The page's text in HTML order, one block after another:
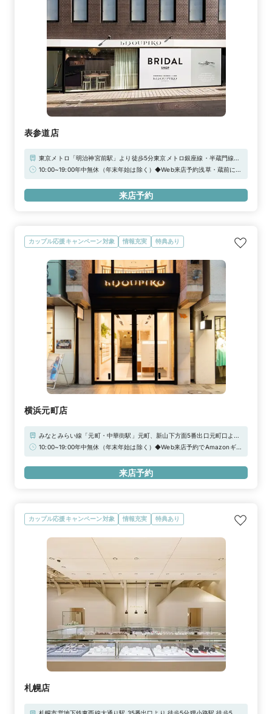
表参道店
東京メトロ「明治神宮前駅」より徒歩5分東京メトロ銀座線・半蔵門線・
千代田線表参道駅 A2出口より徒歩2分 表参道ヒルズの真裏
10:00~19:00年中無休（年末年始は除く）◆Web来店予約浅草・蔵前にあ
来店予約
カップル応援キャンペーン対象 情報充実 特典あり
横浜元町店
みなとみらい線「元町・中華街駅」元町、新山下方面5番出口元町口より
徒歩3分JR根岸線・京浜東北線「石川町駅」南口より徒歩8分お車でお越
お申し付けいただければ、駐車場チケットをお渡しいたします。（最大2
時間分）
10:00~19:00年中無休（年末年始は除く）◆Web来店予約でAmazonギフ
来店予約
カップル応援キャンペーン対象 情報充実 特典あり
札幌店